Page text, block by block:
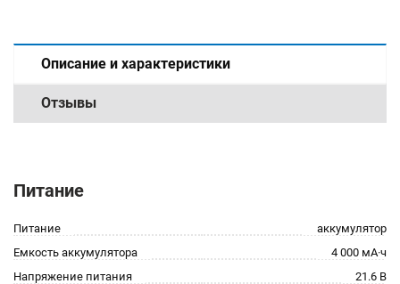
Описание и характеристики
Отзывы
Питание
Питание
аккумулятор
Емкость аккумулятора
4 000 мА·ч
Напряжение питания
21.6 В